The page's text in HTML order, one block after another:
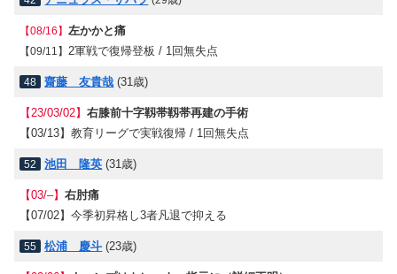
【08/16】左かかと痛
【09/11】2軍戦で復帰登板 / 1回無失点
48 齋藤 友貴哉 (31歳)
【23/03/02】右膝前十字靱帯靱帯再建の手術
【03/13】教育リーグで実戦復帰 / 1回無失点
52 池田 隆英 (31歳)
【03/–】右肘痛
【07/02】今季初昇格し3者凡退で抑える
55 松浦 慶斗 (23歳)